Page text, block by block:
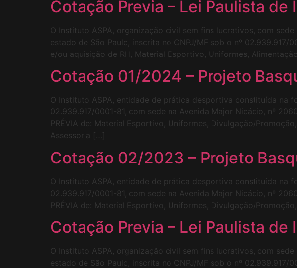
Cotação Previa – Lei Paulista
O Instituto ASPA, organização civil sem fins lucrativos, com
estado de São Paulo, inscrita no CNPJ/MF sob o nº
e/ou aquisição de RH, Material Esportivo, Uniformes,
Cotação 01/2024 – Projeto
O Instituto ASPA, entidade de prática desportiva constituída na
02.939.917/0001-81, com sede na Avenida Major Nicácio, nº
PRÉVIA de: Material Esportivo, Uniformes, Divulgação/
Assessoria […]
Cotação 02/2023 – Projeto
O Instituto ASPA, entidade de prática desportiva constituída na
02.939.917/0001-81, com sede na Avenida Major Nicácio, nº
PRÉVIA de: Material Esportivo, Uniformes, Divulgação/
Cotação Previa – Lei Paulista
O Instituto ASPA, organização civil sem fins lucrativos, com
estado de São Paulo, inscrita no CNPJ/MF sob o nº